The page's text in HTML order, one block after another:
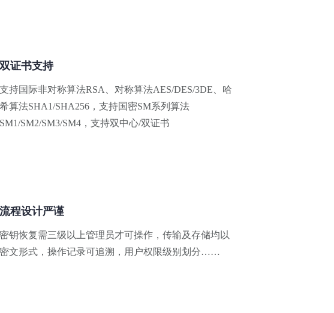
双证书支持
支持国际非对称算法RSA、对称算法AES/DES/3DE、哈
希算法SHA1/SHA256，支持国密SM系列算法
SM1/SM2/SM3/SM4，支持双中心/双证书
流程设计严谨
密钥恢复需三级以上管理员才可操作，传输及存储均以
密文形式，操作记录可追溯，用户权限级别划分……